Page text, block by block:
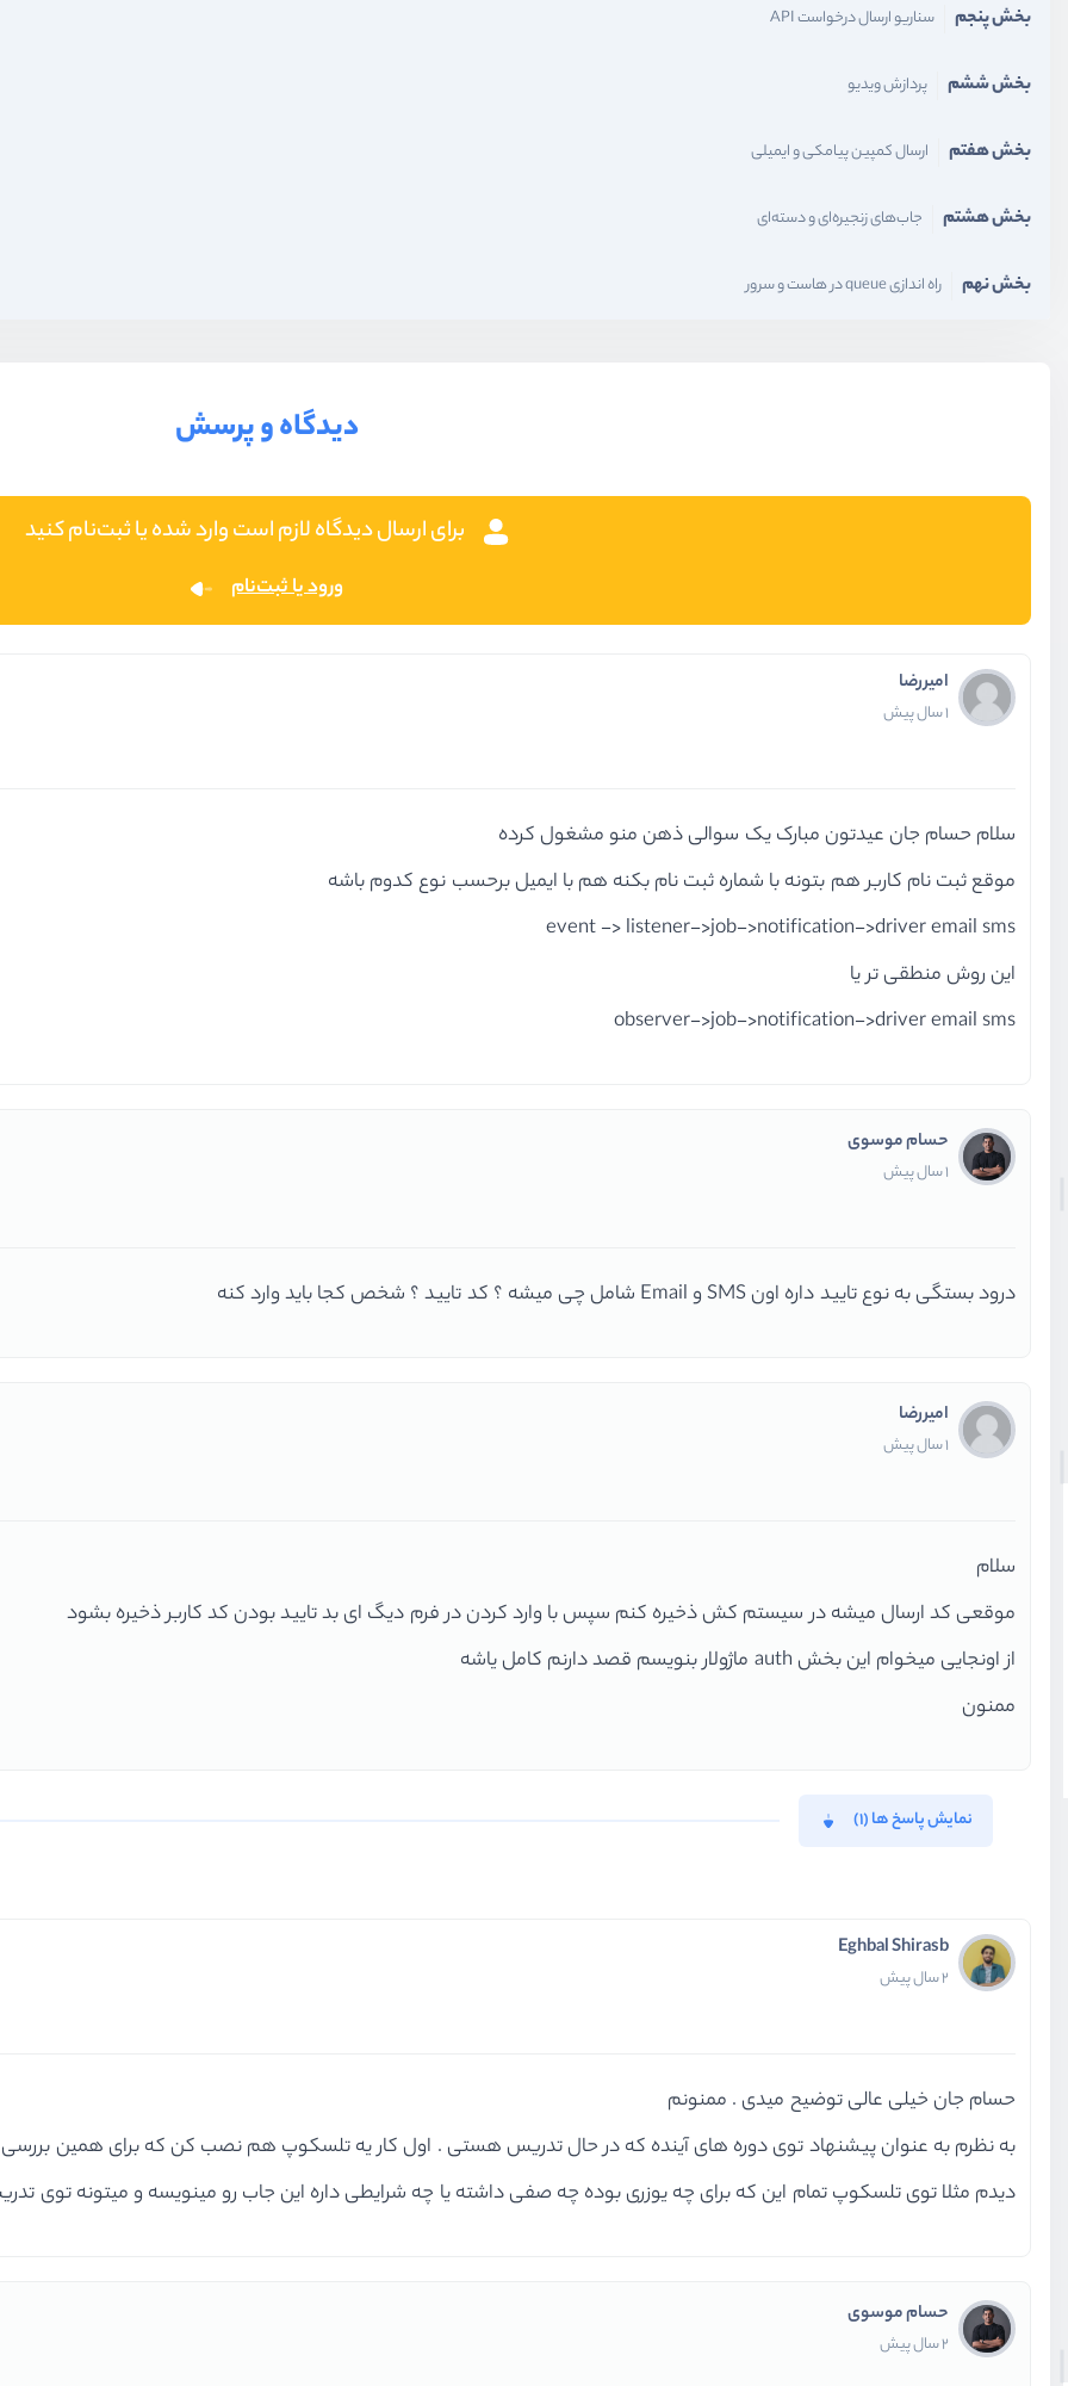
بخش پنجم سناریو ارسال درخواست API
بخش ششم پردازش ویدیو
بخش هفتم ارسال کمپین پیامکی و ایمیلی
بخش هشتم جاب‌های زنجیره‌ای و دسته‌ای
بخش نهم راه اندازی queue در هاست و سرور
دیدگاه و پرسش
برای ارسال دیدگاه لازم است وارد شده یا ثبت‌نام کنید
ورود یا ثبت‌نام
امیررضا
1 سال پیش
سلام حسام جان عیدتون مبارک یک سوالی ذهن منو مشغول کرده
موقع ثبت نام کاربر هم بتونه با شماره ثبت نام بکنه هم با ایمیل برحسب نوع کدوم باشه
event -> listener->job->notification->driver email sms
این روش منطقی تر یا
observer->job->notification->driver email sms
حسام موسوی
1 سال پیش
درود بستگی به نوع تایید داره اون SMS و Email شامل چی میشه ؟ کد تایید ؟ شخص کجا باید وارد کنه
امیررضا
1 سال پیش
سلام
موقعی کد ارسال میشه در سیستم کش ذخیره کنم سپس با وارد کردن در فرم دیگ ای بد تایید بودن کد کاربر ذخیره بشود
از اونجایی میخوام این بخش auth ماژولار بنویسم قصد دارنم کامل یاشه
ممنون
نمایش پاسخ ها (1)
Eghbal Shirasb
2 سال پیش
حسام جان خیلی عالی توضیح میدی . ممنونم
به نظرم به عنوان پیشنهاد توی دوره های آینده که در حال تدریس هستی . اول کار یه تلسکوپ هم نصب کن که برای همین بررسی
دیدم مثلا توی تلسکوپ تمام این که برای چه یوزری بوده چه صفی داشته یا چه شرایطی داره این جاب رو مینویسه و میتونه توی
حسام موسوی
2 سال پیش